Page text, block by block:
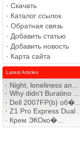
· Скачать
· Каталог ссылок
· Обратная связь
· Добавить статью
· Добавить новость
· Карта сайта
Latest Articles
· Night, loneliness an...
· Why didn't Buratino ...
· Dell 2007FP(b) об�...
· Z1 Pro Express Dual ...
· Крем ЭКОко�...